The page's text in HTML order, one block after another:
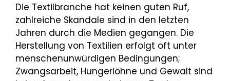
Die Textilbranche hat keinen guten Ruf,
zahlreiche Skandale sind in den letzten
Jahren durch die Medien gegangen. Die
Herstellung von Textilien erfolgt oft unter
menschenunwürdigen Bedingungen;
Zwangsarbeit, Hungerlöhne und Gewalt sind